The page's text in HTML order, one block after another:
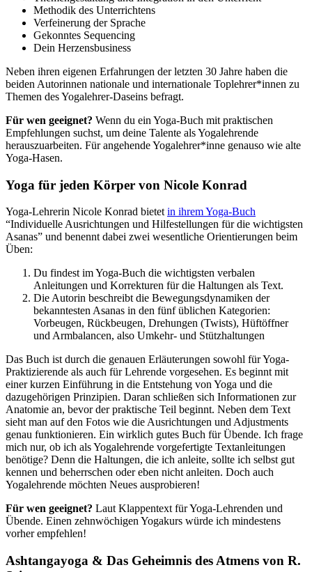
Methodik des Unterrichtens
Verfeinerung der Sprache
Gekonntes Sequencing
Dein Herzensbusiness
Neben ihren eigenen Erfahrungen der letzten 30 Jahre haben die
beiden Autorinnen nationale und internationale Toplehrer*innen zu
Themen des Yogalehrer-Daseins befragt.
Für wen geeignet? Wenn du ein Yoga-Buch mit praktischen
Empfehlungen suchst, um deine Talente als Yogalehrende
herauszuarbeiten. Für angehende Yogalehrer*inne genauso wie alte
Yoga-Hasen.
Yoga für jeden Körper von Nicole Konrad
Yoga-Lehrerin Nicole Konrad bietet in ihrem Yoga-Buch
“Individuelle Ausrichtungen und Hilfestellungen für die wichtigsten
Asanas” und benennt dabei zwei wesentliche Orientierungen beim
Üben:
Du findest im Yoga-Buch die wichtigsten verbalen
Anleitungen und Korrekturen für die Haltungen als Text.
Die Autorin beschreibt die Bewegungsdynamiken der
bekanntesten Asanas in den fünf üblichen Kategorien:
Vorbeugen, Rückbeugen, Drehungen (Twists), Hüftöffner
und Armbalancen, also Umkehr- und Stützhaltungen
Das Buch ist durch die genauen Erläuterungen sowohl für Yoga-
Praktizierende als auch für Lehrende vorgesehen. Es beginnt mit
einer kurzen Einführung in die Entstehung von Yoga und die
dazugehörigen Prinzipien. Daran schließen sich Informationen zur
Anatomie an, bevor der praktische Teil beginnt. Neben dem Text
sieht man auf den Fotos wie die Ausrichtungen und Adjustments
genau funktionieren. Ein wirklich gutes Buch für Übende. Ich frage
mich nur, ob ich als Yogalehrende vorgefertigte Textanleitungen
benötige? Denn die Haltungen, die ich anleite, sollte ich selbst gut
kennen und beherrschen oder eben nicht anleiten. Doch auch
Yogalehrende möchten Neues ausprobieren!
Für wen geeignet? Laut Klappentext für Yoga-Lehrenden und
Übende. Einen zehnwöchigen Yogakurs würde ich mindestens
vorher empfehlen!
Ashtangayoga & Das Geheimnis des Atmens von R.